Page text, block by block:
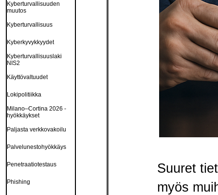
Kyberturvallisuuden
muutos
Kyberturvallisuus
Kyberkyvykkyydet
Kyberturvallisuuslaki
NIS2
Käyttövaltuudet
Lokipolitiikka
Milano–Cortina 2026 -
hyökkäykset
Paljasta verkkovakoilu
Palvelunestohyökkäys
Penetraatiotestaus
Phishing
Suuret
myös